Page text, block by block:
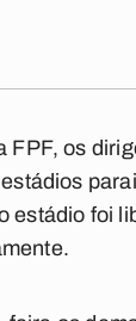
os
estádio foi